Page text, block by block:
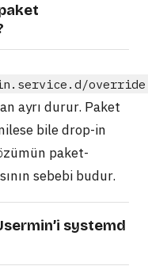
ayrı durur. Paket
bile drop-in
paket-
sebebi budur.
systemd